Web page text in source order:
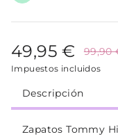
49,95 € 99,90
Impuestos incluidos
Descripción
Zapatos Tommy